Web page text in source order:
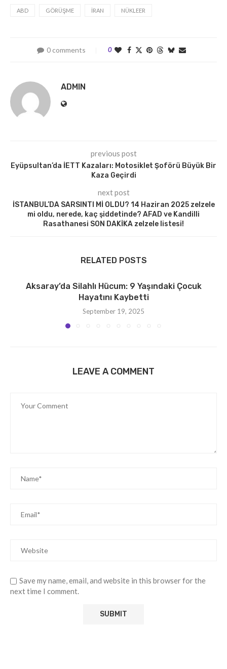
ABD GÖRÜŞME İRAN NÜKLEER
0 comments 0
ADMIN
previous post
Eyüpsultan’da İETT Kazaları: Motosiklet Şoförü Büyük Bir
Kaza Geçirdi
next post
İSTANBUL’DA SARSINTI Mİ OLDU? 14 Haziran 2025 zelzele
mi oldu, nerede, kaç şiddetinde? AFAD ve Kandilli
Rasathanesi SON DAKİKA zelzele listesi!
RELATED POSTS
Aksaray’da Silahlı Hücum: 9 Yaşındaki Çocuk
Hayatını Kaybetti
September 19, 2025
LEAVE A COMMENT
Save my name, email, and website in this browser for the
next time I comment.